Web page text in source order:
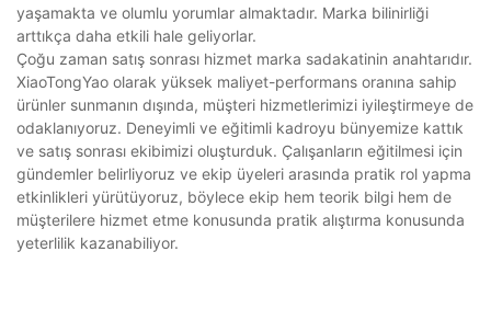
yaşamakta ve olumlu yorumlar almaktadır. Marka bilinirliği
arttıkça daha etkili hale geliyorlar.
Çoğu zaman satış sonrası hizmet marka sadakatinin anahtarıdır.
XiaoTongYao olarak yüksek maliyet-performans oranına sahip
ürünler sunmanın dışında, müşteri hizmetlerimizi iyileştirmeye de
odaklanıyoruz. Deneyimli ve eğitimli kadroyu bünyemize kattık
ve satış sonrası ekibimizi oluşturduk. Çalışanların eğitilmesi için
gündemler belirliyoruz ve ekip üyeleri arasında pratik rol yapma
etkinlikleri yürütüyoruz, böylece ekip hem teorik bilgi hem de
müşterilere hizmet etme konusunda pratik alıştırma konusunda
yeterlilik kazanabiliyor.